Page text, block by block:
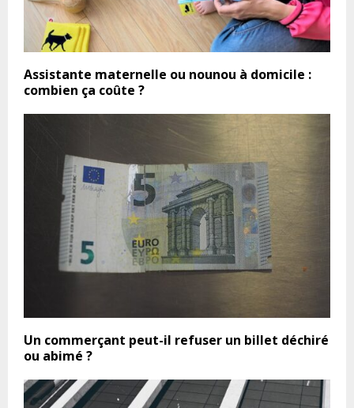
Assistante maternelle ou nounou à domicile :
combien ça coûte ?
Un commerçant peut-il refuser un billet déchiré
ou abimé ?